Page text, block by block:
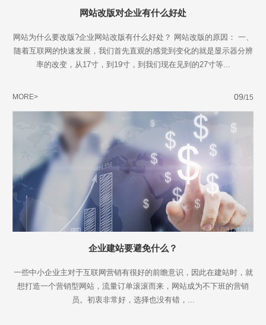
网站改版对企业有什么好处
网站为什么要改版?企业网站改版有什么好处？ 网站改版的原因： 一、
随着互联网的快速发展，我们首先直观的感觉到变化的就是显示器分辨
率的改变，从17寸，到19寸，到我们现在见到的27寸等...
MORE> 09/15
企业建站要避免什么？
一些中小企业主对于互联网营销有很好的前瞻意识，因此在建站时，就
想打造一个营销型网站，流量订单滚滚而来，网站成为不下班的营销
员。初衷非常好，选择也没有错，...